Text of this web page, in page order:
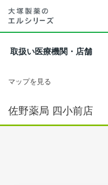
取扱い医療機関・店舗
マップを見る
佐野薬局 四小前店